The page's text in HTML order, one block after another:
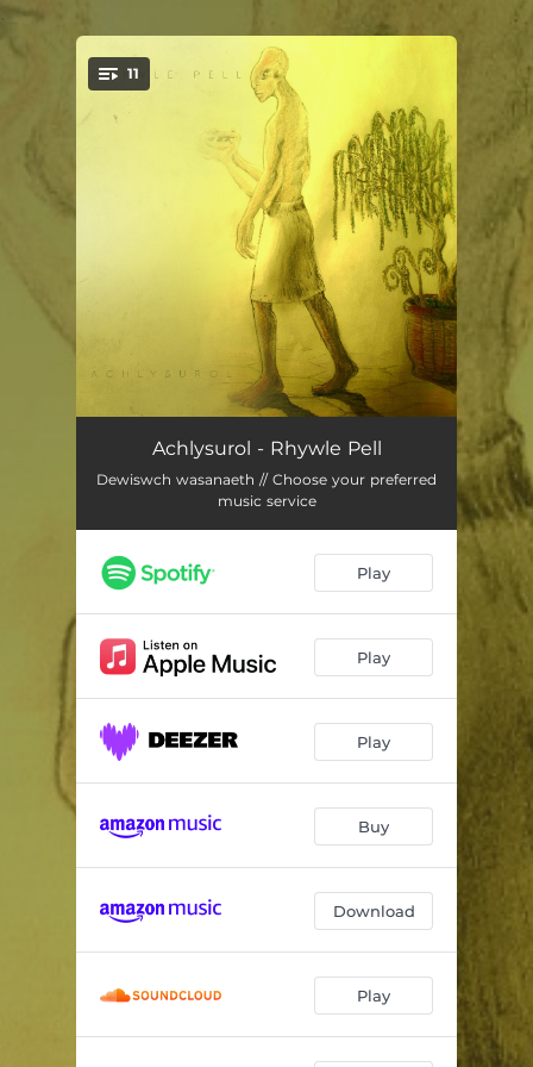
You're all set!
11
Efo Chdi
Caerdydd Yn Mis Awst 03:21
Un Noson Arall 02:55
Eiliad Ddaw Byth yn Ôl
Rhywle Pell 03:22
Golau Gwyrdd 02:40
Dŵr i’r Blodau 04:38
Soffa Clyd 02:52
Machlud Moel y Don 04:14
Achlysurol - Rhywle Pell
Dewiswch wasanaeth // Choose your preferred
music service
Play
Play
Play
Buy
Download
Play